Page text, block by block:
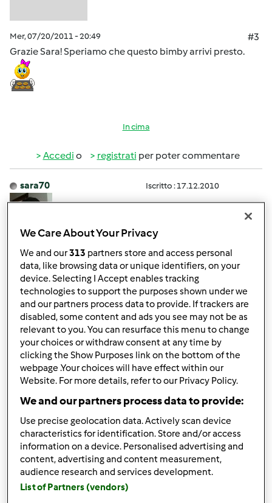
Mer, 07/20/2011 - 20:49
#3
Grazie Sara! Speriamo che questo bimby arrivi presto.
In cima
Accedi o registrati per poter commentare
sara70 Iscritto : 17.12.2010
Mer, 07/20/2011 - 20:53
Io ho aspettato 1 mese perchè quando l'ho ordinato era il
periodo di Pasqua per cui le vacanze ma di solito dicono
che ci vogliono 15-20 giorni, nel frattempo puoi guardare
le ricette e salvare tra le preferite quelle che ti ispirano di
più .. ciao
In cima
Anonimo (non verificato)
We Care About Your Privacy
We and our313 partners store and access personal
data, like browsing data or unique identifiers, on your
device. Selecting I Accept enables tracking
technologies to support the purposes shown under we
and our partners process data to provide. If trackers are
disabled, some content and ads you see may not be as
relevant to you. You can resurface this menu to change
your choices or withdraw consent at any time by
clicking the Show Purposes link on the bottom of the
webpage .Your choices will have effect within our
Website. For more details, refer to our Privacy Policy.
We and our partners process data to provide:
Use precise geolocation data. Actively scan device
characteristics for identification. Store and/or access
information on a device. Personalised advertising and
content, advertising and content measurement,
audience research and services development.
List of Partners (vendors)